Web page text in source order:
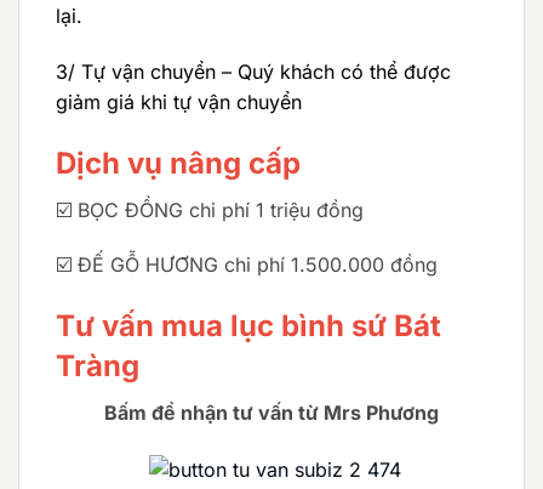
lại.
3/ Tự vận chuyển – Quý khách có thể được
giảm giá khi tự vận chuyển
Dịch vụ nâng cấp
☑️ BỌC ĐỒNG chi phí 1 triệu đồng
☑️ ĐẾ GỖ HƯƠNG chi phí 1.500.000 đồng
Tư vấn mua lục bình sứ Bát
Tràng
Bấm để nhận tư vấn từ Mrs Phương